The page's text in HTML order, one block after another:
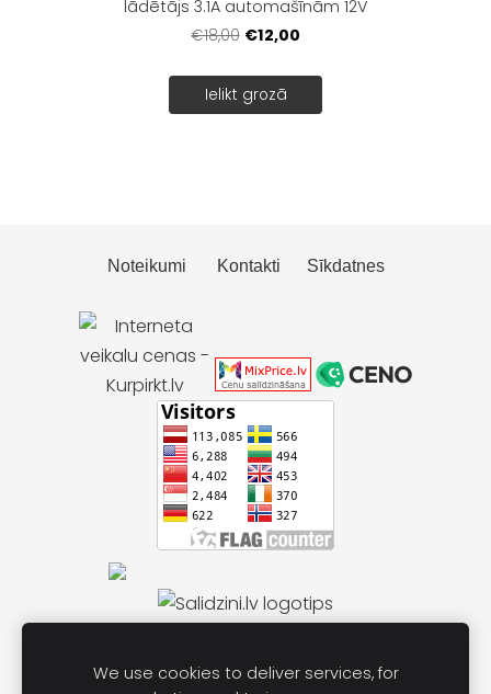
lādētājs 3.1A automašīnām 12V
€18,00 €12,00
Ielikt grozā
Noteikumi Kontakti Sīkdatnes
We use cookies to deliver services, for